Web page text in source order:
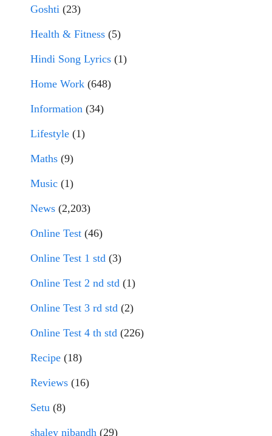
Goshti (23)
Health & Fitness (5)
Hindi Song Lyrics (1)
Home Work (648)
Information (34)
Lifestyle (1)
Maths (9)
Music (1)
News (2,203)
Online Test (46)
Online Test 1 std (3)
Online Test 2 nd std (1)
Online Test 3 rd std (2)
Online Test 4 th std (226)
Recipe (18)
Reviews (16)
Setu (8)
shaley nibandh (29)